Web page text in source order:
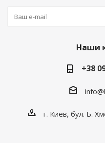
Наши
+38
г. Киев, бул. Б.